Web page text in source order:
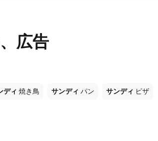
広告
ディ 焼き鳥 サンディ パン サンディ ピザ